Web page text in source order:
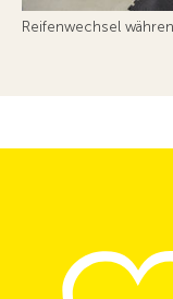
Reifenwechsel